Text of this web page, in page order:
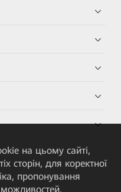
на цьому сайті,
сторін, для коректної
пропонування